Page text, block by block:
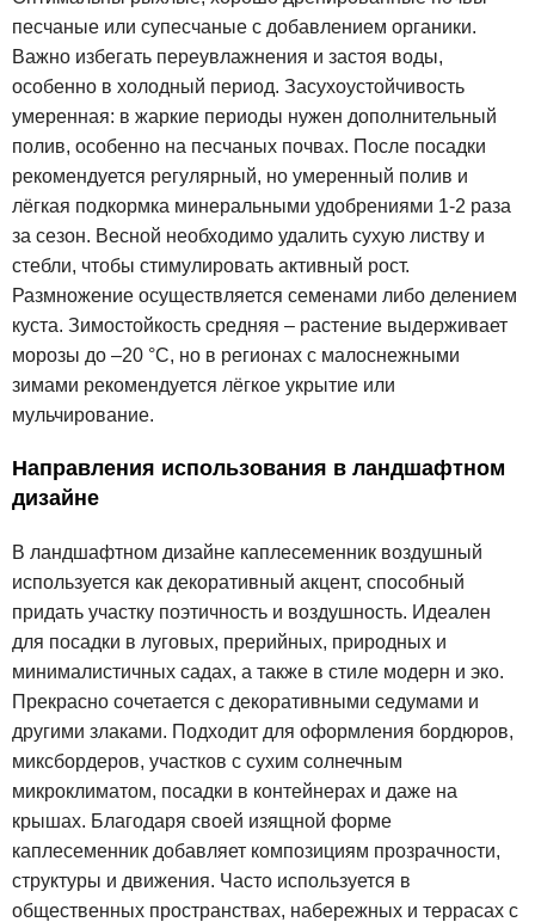
песчаные или супесчаные с добавлением органики.
Важно избегать переувлажнения и застоя воды,
особенно в холодный период. Засухоустойчивость
умеренная: в жаркие периоды нужен дополнительный
полив, особенно на песчаных почвах. После посадки
рекомендуется регулярный, но умеренный полив и
лёгкая подкормка минеральными удобрениями 1-2 раза
за сезон. Весной необходимо удалить сухую листву и
стебли, чтобы стимулировать активный рост.
Размножение осуществляется семенами либо делением
куста. Зимостойкость средняя – растение выдерживает
морозы до –20 °C, но в регионах с малоснежными
зимами рекомендуется лёгкое укрытие или
мульчирование.
Направления использования в ландшафтном
дизайне
В ландшафтном дизайне каплесеменник воздушный
используется как декоративный акцент, способный
придать участку поэтичность и воздушность. Идеален
для посадки в луговых, прерийных, природных и
минималистичных садах, а также в стиле модерн и эко.
Прекрасно сочетается с декоративными седумами и
другими злаками. Подходит для оформления бордюров,
миксбордеров, участков с сухим солнечным
микроклиматом, посадки в контейнерах и даже на
крышах. Благодаря своей изящной форме
каплесеменник добавляет композициям прозрачности,
структуры и движения. Часто используется в
общественных пространствах, набережных и террасах с